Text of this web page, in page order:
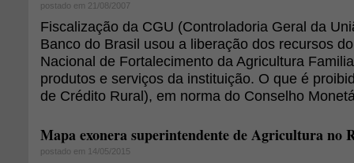
postado em 21/08/2007
Fiscalização da CGU (Controladoria Geral da
Banco do Brasil usou a liberação dos recursos
Nacional de Fortalecimento da Agricultura
produtos e serviços da instituição. O que é
de Crédito Rural), em norma do Conselho
Mapa exonera superintendente de Agricultura no
postado em 14/05/2015